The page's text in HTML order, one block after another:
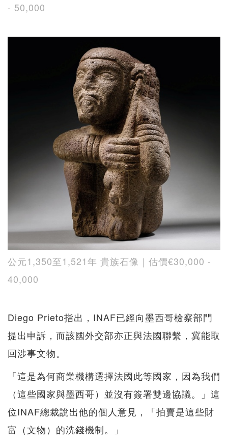
- 50,000
公元1,350至1,521年 貴族石像｜估價€30,000 -
40,000
Diego Prieto指出，INAF已經向墨西哥檢察部門
提出申訴，而該國外交部亦正與法國聯繫，冀能取
回涉事文物。
「這是為何商業機構選擇法國此等國家，因為我們
（這些國家與墨西哥）並沒有簽署雙邊協議。」這
位INAF總裁說出他的個人意見，「拍賣是這些財
富（文物）的洗錢機制。」